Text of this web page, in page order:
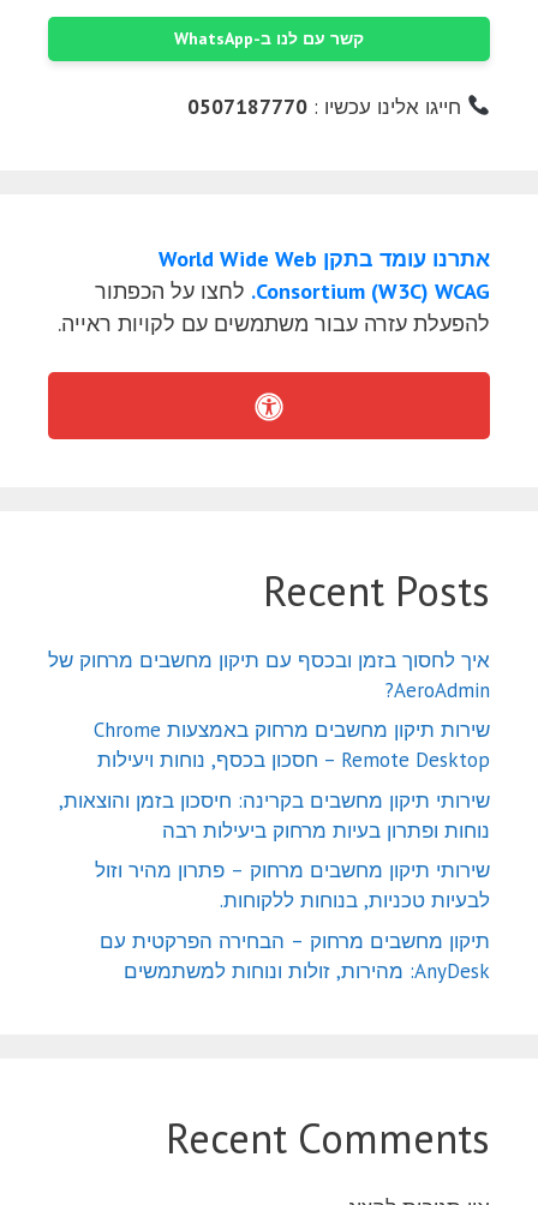
קשר עם לנו ב-WhatsApp
חייגו אלינו עכשיו :0507187770
אתרנו עומד בתקן World Wide Web
Consortium (W3C) WCAG. לחצו על הכפתור
להפעלת עזרה עבור משתמשים עם לקויות ראייה.
Recent Posts
איך לחסוך בזמן ובכסף עם תיקון מחשבים מרחוק של
AeroAdmin?
שירות תיקון מחשבים מרחוק באמצעות Chrome
Remote Desktop – חסכון בכסף, נוחות ויעילות
שירותי תיקון מחשבים בקרינה: חיסכון בזמן והוצאות,
נוחות ופתרון בעיות מרחוק ביעילות רבה
שירותי תיקון מחשבים מרחוק – פתרון מהיר וזול
לבעיות טכניות, בנוחות ללקוחות.
תיקון מחשבים מרחוק – הבחירה הפרקטית עם
AnyDesk: מהירות, זולות ונוחות למשתמשים
Recent Comments